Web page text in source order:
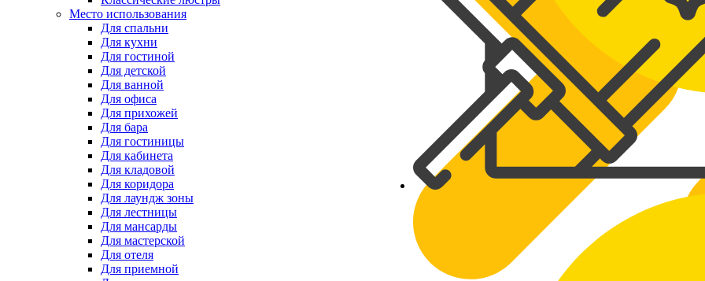
Место использования
Для спальни
Для кухни
Для гостиной
Для детской
Для ванной
Для офиса
Для прихожей
Для бара
Для гостиницы
Для кабинета
Для кладовой
Для коридора
Для лаундж зоны
Для лестницы
Для мансарды
Для мастерской
Для отеля
Для приемной